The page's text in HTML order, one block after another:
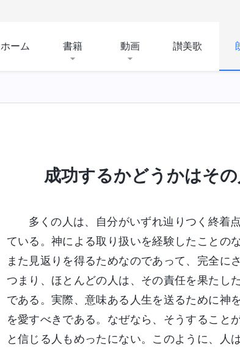
ホーム 書籍 動画 讃美歌
成功するかどうかはそ
多くの人は、自分がいずれ辿りつく終着
ている。神による取り扱いを経験したことの
また見返りを得るためなのであって、完全に
つまり、ほとんどの人は、その責任を果たし
である。実際、意味ある人生を送るために神
を愛すべきである。なぜなら、そうすること
と信じる人もめったにない。このように、人